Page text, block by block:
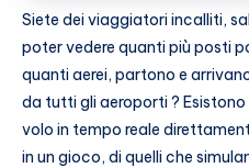
Siete dei viaggiatori incalliti,
poter vedere quanti più posti
quanti aerei, partono e
da tutti gli aeroporti ? Esistono
volo in tempo reale
in un gioco, di quelli che